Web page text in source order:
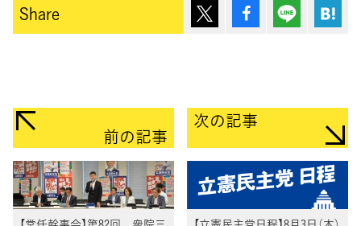
Share ポスト シェア Lineで送
前の記事
次の記事